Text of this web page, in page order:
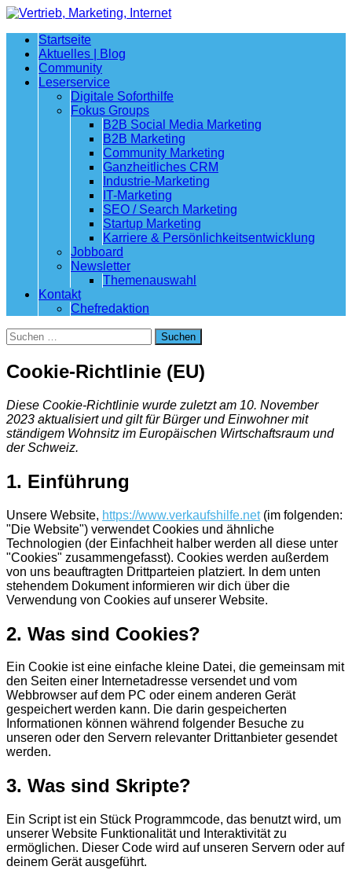
Startseite
Aktuelles | Blog
Community
Leserservice
Digitale Soforthilfe
Fokus Groups
B2B Social Media Marketing
B2B Marketing
Community Marketing
Ganzheitliches CRM
Industrie-Marketing
IT-Marketing
SEO / Search Marketing
Startup Marketing
Karriere & Persönlichkeitsentwicklung
Jobboard
Newsletter
Themenauswahl
Kontakt
Chefredaktion
Suchen
nach:
Cookie-Richtlinie (EU)
Diese Cookie-Richtlinie wurde zuletzt am 10. November
2023 aktualisiert und gilt für Bürger und Einwohner mit
ständigem Wohnsitz im Europäischen Wirtschaftsraum und
der Schweiz.
1. Einführung
Unsere Website, https://www.verkaufshilfe.net(im folgenden:
"Die Website") verwendet Cookies und ähnliche
Technologien (der Einfachheit halber werden all diese unter
"Cookies" zusammengefasst). Cookies werden außerdem
von uns beauftragten Drittparteien platziert. In dem unten
stehendem Dokument informieren wir dich über die
Verwendung von Cookies auf unserer Website.
2. Was sind Cookies?
Ein Cookie ist eine einfache kleine Datei, die gemeinsam mit
den Seiten einer Internetadresse versendet und vom
Webbrowser auf dem PC oder einem anderen Gerät
gespeichert werden kann. Die darin gespeicherten
Informationen können während folgender Besuche zu
unseren oder den Servern relevanter Drittanbieter gesendet
werden.
3. Was sind Skripte?
Ein Script ist ein Stück Programmcode, das benutzt wird, um
unserer Website Funktionalität und Interaktivität zu
ermöglichen. Dieser Code wird auf unseren Servern oder auf
deinem Gerät ausgeführt.